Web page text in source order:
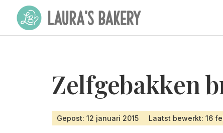
Zelfgebakken
Gepost: 12 januari 2015 Laatst bewerkt: 16